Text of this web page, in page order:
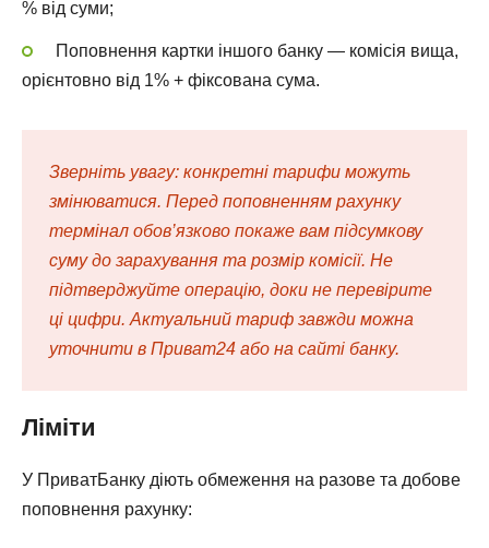
% від суми;
Поповнення картки іншого банку — комісія вища,
орієнтовно від 1% + фіксована сума.
Зверніть увагу: конкретні тарифи можуть
змінюватися. Перед поповненням рахунку
термінал обов’язково покаже вам підсумкову
суму до зарахування та розмір комісії. Не
підтверджуйте операцію, доки не перевірите
ці цифри. Актуальний тариф завжди можна
уточнити в Приват24 або на сайті банку.
Ліміти
У ПриватБанку діють обмеження на разове та добове
поповнення рахунку: